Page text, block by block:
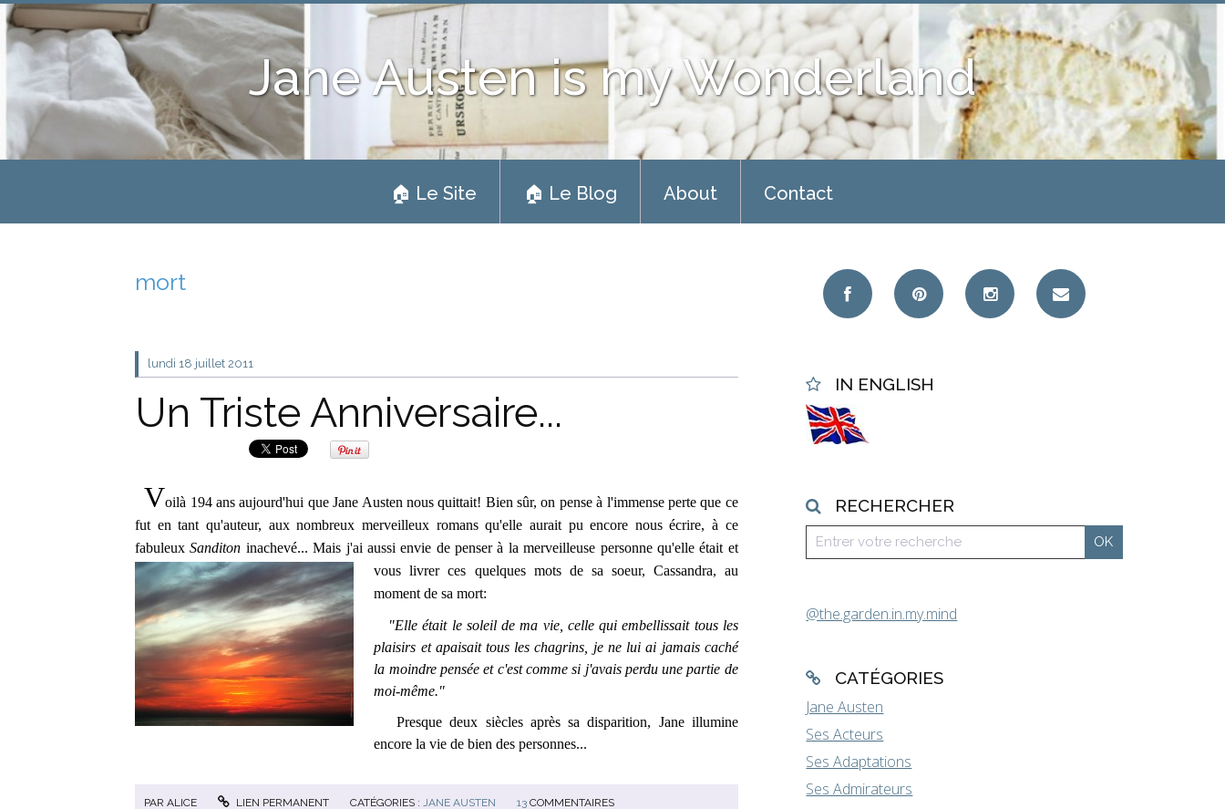
Jane Austen is my Wonderland
🏠 Le Site 🏠 Le Blog About Contact
mort
lundi 18 juillet 2011
Un Triste Anniversaire...
Voilà 194 ans aujourd'hui que Jane Austen nous quittait! Bien sûr, on pense à l'immense perte que ce
fut en tant qu'auteur, aux nombreux merveilleux romans qu'elle aurait pu encore nous écrire, à ce
fabuleuxSanditon inachevé... Mais j'ai aussi envie de penser à la merveilleuse personne qu'elle était et
vous livrer ces quelques mots de sa soeur, Cassandra, au
moment de sa mort:
"Elle était le soleil de ma vie, celle qui embellissait tous les
plaisirs et apaisait tous les chagrins, je ne lui ai jamais caché
la moindre pensée et c'est comme si j'avais perdu une partie de
moi-même."
Presque deux siècles après sa disparition, Jane illumine
encore la vie de bien des personnes...
PAR ALICE LIEN PERMANENT CATÉGORIES : JANE AUSTEN 13 COMMENTAIRES
IN ENGLISH
RECHERCHER
@the.garden.in.my.mind
CATÉGORIES
Jane Austen
Ses Acteurs
Ses Adaptations
Ses Admirateurs